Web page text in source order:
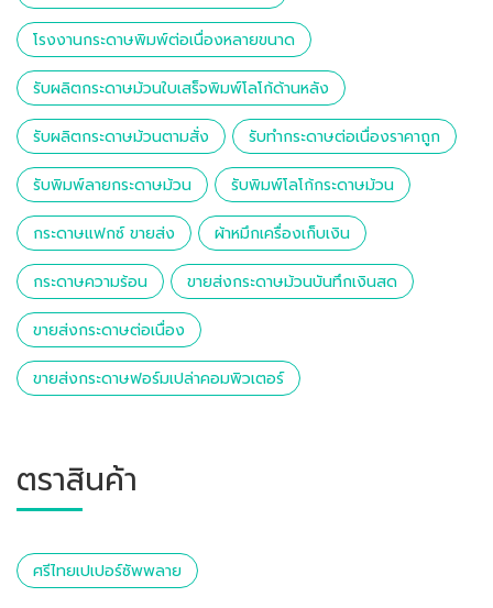
โรงงานกระดาษพิมพ์ต่อเนื่องหลายขนาด
รับผลิตกระดาษม้วนใบเสร็จพิมพ์โลโก้ด้านหลัง
รับผลิตกระดาษม้วนตามสั่ง รับทำกระดาษต่อเนื่องราคาถูก
รับพิมพ์ลายกระดาษม้วน รับพิมพ์โลโก้กระดาษม้วน
กระดาษแฟกซ์ ขายส่ง ผ้าหมึกเครื่องเก็บเงิน
กระดาษความร้อน ขายส่งกระดาษม้วนบันทึกเงินสด
ขายส่งกระดาษต่อเนื่อง
ขายส่งกระดาษฟอร์มเปล่าคอมพิวเตอร์
ตราสินค้า
ศรีไทยเปเปอร์ซัพพลาย